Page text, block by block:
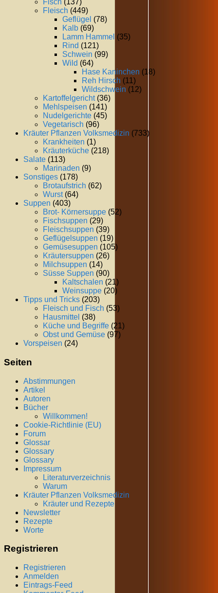
Fisch (137)
Fleisch (449)
Geflügel (78)
Kalb (69)
Lamm Hammel (35)
Rind (121)
Schwein (99)
Wild (64)
Hase Kaninchen (18)
Reh Hirsch (11)
Wildschwein (12)
Kartoffelgericht(36)
Mehlspeisen (141)
Nudelgerichte (45)
Vegetarisch (96)
Kräuter Pflanzen Volksmedizin (733)
Krankheiten (1)
Kräuterküche (218)
Salate (113)
Marinaden (9)
Sonstiges (178)
Brotaufstrich (62)
Wurst(64)
Suppen (403)
Brot- Körnersuppe (52)
Fischsuppen (29)
Fleischsuppen (39)
Geflügelsuppen (19)
Gemüsesuppen (105)
Kräutersuppen (26)
Milchsuppen (14)
Süsse Suppen (90)
Kaltschalen (21)
Weinsuppe (20)
Tipps und Tricks (203)
Fleisch und Fisch (53)
Hausmittel (38)
Küche und Begriffe (21)
Obst und Gemüse (97)
Vorspeisen (24)
Seiten
Abstimmungen
Artikel
Autoren
Bücher
Willkommen!
Cookie-Richtlinie (EU)
Forum
Glossar
Glossary
Glossary
Impressum
Literaturverzeichnis
Warum
Kräuter Pflanzen Volksmedizin
Kräuter und Rezepte
Newsletter
Rezepte
Worte
Registrieren
Registrieren
Anmelden
Eintrags-Feed